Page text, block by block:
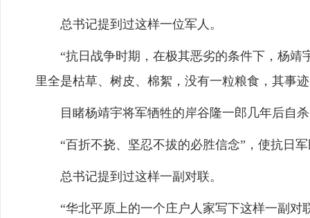
总书记提到过这样一位军人。
“抗日战争时期，在极其恶劣的条件下，杨靖
里全是枯草、树皮、棉絮，没有一粒粮食，其事
目睹杨靖宇将军牺牲的岸谷隆一郎几年后自杀
“百折不挠、坚忍不拔的必胜信念”，使抗日军
总书记提到过这样一副对联。
“华北平原上的一个庄户人家写下这样一副对联